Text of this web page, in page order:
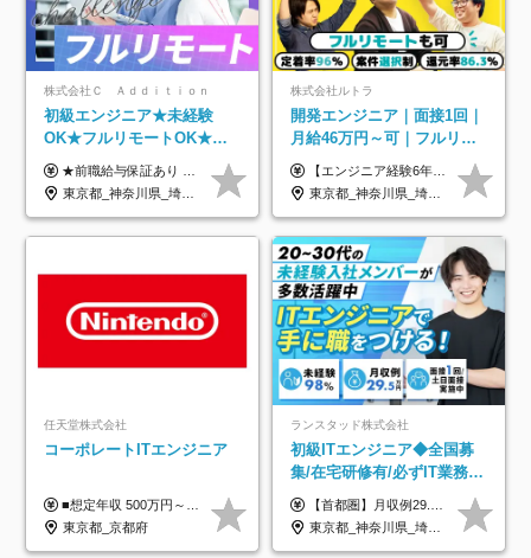
株式会社Ｃ Ａｄｄｉｔｉｏｎ
初級エンジニア★未経験
OK★フルリモートOK★月
給32万円～★残業月10h＆
年休120日以上★副業可
★前職給与保証あり ★月給32万円以上＋インセンティブあり 月給32万円以上＋インセンティブ＋各種手当 ※上記には固定残業代（月30時間・44,400円～）を含みます ※超過分は別途支給します ※試用期間はございません ★＼成果＝あなたの収入／★ 【1】案件単価ー8万円＝あなたの給与 参画したプロジェクトの案件単価から 一律8万円引いた金額があなたの給与です！ （月給例） ■1人称での構築・小規模な詳細設計 案件単価55万円ー8万円＝月給47万円（還元率85.5%） ■大型案件の設計・構築やプロジェクト管理 案件単価90万円ー8万円＝月給82万円（還元率91.1%） ‥‥‥‥‥‥‥‥‥‥‥‥‥‥‥‥‥‥ 【2】月給の他にも豊富なインセンティブあり 全員が月3～13万円のインセンティブをゲットしています！ ≪インセンティブ制度≫ 稼働している現場で増員・交代が発生し、 当社の人員を配属が決定した際に支給。 ◇C Addition正社員が参画 ：実粗利の10%／毎月 ◇協力会社所属の社員が参画：実粗利の30%／毎月 ≪リファラル制度≫ あなたの知り合いが当社のメンバーになった際に、 毎月1人あたり2万円支給します◎ ‥‥‥‥‥‥‥‥‥‥‥‥‥‥‥‥‥‥
東京都_神奈川県_埼玉県_千葉県_大阪府_愛知県_北海道_青森県_岩手県_宮城県_秋田県_山形県_福島県_茨城県_栃木県_群馬県_新潟県_山梨県_長野県_富山県_石川県_福井県_静岡県_岐阜県_三重県_兵庫県_京都府_滋賀県_奈良県_和歌山県_広島県_岡山県_鳥取県_島根県_山口県_徳島県_香川県_愛媛県_高知県_福岡県_熊本県_佐賀県_長崎県_大分県_宮崎県_鹿児島県_沖縄県
株式会社ルトラ
開発エンジニア｜面接1回｜
月給46万円～可｜フルリモ
ートも可｜案件選択制｜定
着率96％以上｜副業OK｜住
宅手当
【エンジニア経験6年以上の方】 月給46万円～100万円（固定残業代含む） ※上記月給には月30時間分の固定残業代（月8万7,400円～月19万円）を含む。超過分は全額支給。 【エンジニア経験4年以上の方】 月給42万円～100万円（固定残業代含む） ※上記月給には月30時間分の固定残業代（月7万9,800円～月19万円）を含む。超過分は全額支給。 【エンジニア経験4年未満の方】 月給38万円～100万円（固定残業代含む） ※上記月給には月30時間分の固定残業代（月7万2,200円～月19万円）を含む。超過分は全額支給。 ※経験、スキル、前職給与などを踏まえて決定。 ◆ルトラの給与制度のポイント！◆ ・社員の95%が入社時に年収UP！最高で300万円UPの実績も ・平均還元率86.3%（交通費・住宅手当・会社負担分の社保も含む） ・人柄やポテンシャルを評価し、スキル以上の希望年収を提示することも ・退職金制度やリファラル手当（平均50万円）あり
東京都_神奈川県_埼玉県_千葉県_大阪府_愛知県_北海道_青森県_岩手県_宮城県_秋田県_山形県_福島県_茨城県_栃木県_群馬県_新潟県_山梨県_長野県_富山県_石川県_福井県_静岡県_岐阜県_三重県_兵庫県_京都府_滋賀県_奈良県_和歌山県_広島県_岡山県_鳥取県_島根県_山口県_徳島県_香川県_愛媛県_高知県_福岡県_熊本県_佐賀県_長崎県_大分県_宮崎県_鹿児島県_沖縄県
任天堂株式会社
コーポレートITエンジニア
■想定年収 500万円～900万円 月給制 月給278,000円～ ※残業が発生した場合、残業代を別途全額支給します ※試用期間2ヶ月あり(待遇や給与に差異はありません)
東京都_京都府
ランスタッド株式会社
初級ITエンジニア◆全国募
集/在宅研修有/必ずIT業務配
属/月収例29.5万円/Web面接
1回/SE
【首都圏】月収例29.5万円（月給26万円＋諸手当） 【東海・関西】月収例28.5万円（月給25万円＋諸手当） 【九州】月収例26万円（月給23万円＋諸手当） ※経験・スキル・前職給与を踏まえ、総合的に判断して決定します。 例：首都圏 月収例31万円（月給27万円＋諸手当） ◆各種手当 ・通勤手当（上限4万円まで） ・残業代手当（1分単位で全額支給） ※固定残業代制は採用しておりません ・深夜勤務手当 ・資格取得支援（ランクに応じてお祝い金1万円～10万円を支給） ◆昇給：年1回 ◆補足 ・研修中1ヶ月間は、時給1670円となります。 ・試用期間6ヶ月あり。その間の待遇に変更はありません。 ※詳細は面接時にご案内します。
東京都_神奈川県_埼玉県_千葉県_大阪府_愛知県_兵庫県_京都府_福岡県